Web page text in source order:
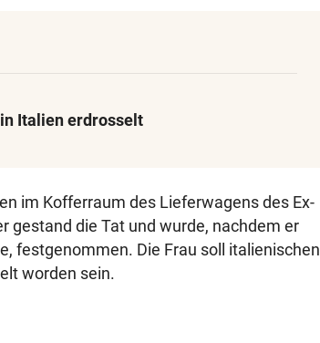
Italien erdrosselt
im Kofferraum des Lieferwagens des Ex-
gestand die Tat und wurde, nachdem er
festgenommen. Die Frau soll italienischen
worden sein.